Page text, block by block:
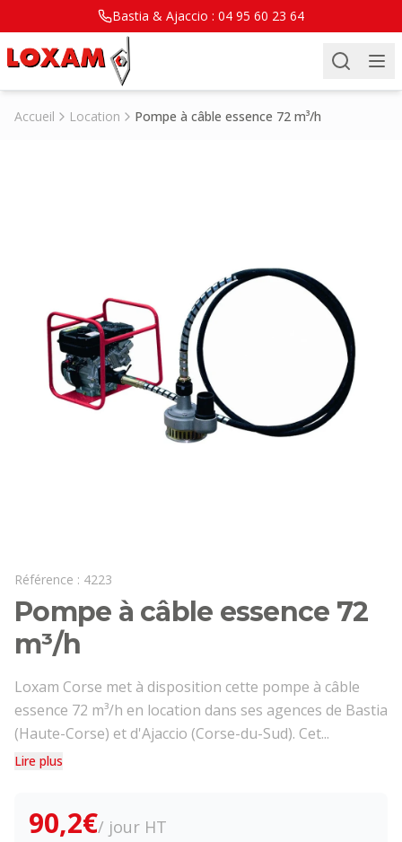
Bastia & Ajaccio : 04 95 60 23 64
Accueil Location Pompe à câble essence 72 m³/h
Référence : 4223
Pompe à câble essence 72
m³/h
Loxam Corse met à disposition cette pompe à câble
essence 72 m³/h en location dans ses agences de Bastia
(Haute-Corse) et d'Ajaccio (Corse-du-Sud). Cet...
Lire plus
90,2€/ jour HT